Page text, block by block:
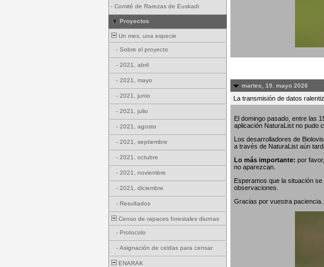
- Comité de Rarezas de Euskadi
Proyectos
Un mes, una especie
- Sobre el proyecto
- 2021, abril
- 2021, mayo
- 2021, junio
- 2021, julio
- 2021, agosto
- 2021, septiembre
- 2021, octubre
- 2021, noviembre
- 2021, diciembre
- Resultados
Censo de rapaces forestales diurnas
- Protocolo
- Asignación de celdas para censar
ENARAK
martes, 19. mayo 2026
La transmisión de datos
El domingo pasado, entre las
aplicación NaturaList no pudo
Los desarrolladores de
a través de NaturaList aún
Lo más importante: por
no aparezcan.
Esperamos que la situación
observaciones.
Gracias por vuestra paciencia.